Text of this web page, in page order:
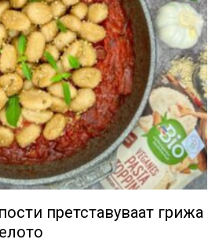
претставуваат грижа